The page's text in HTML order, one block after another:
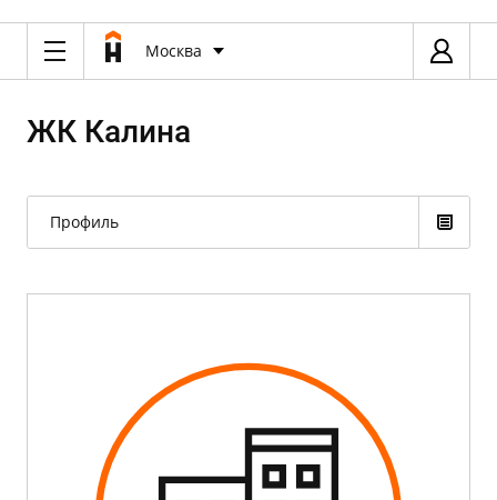
Москва
ЖК Калина
Профиль